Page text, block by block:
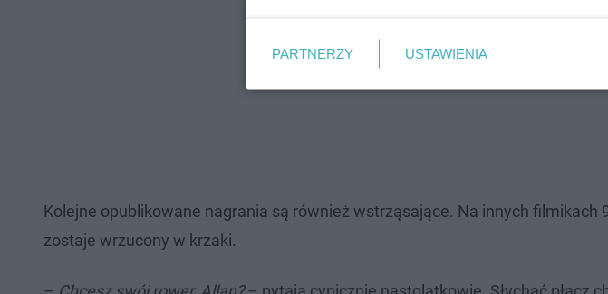
Kolejne opublikowane nagrania są również wstrząsające. Na innych filmikach
zostaje wrzucony w krzaki.
PARTNERZY USTAWIENIA